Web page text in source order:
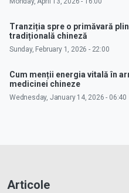
Tranziția spre o primăvară
tradițională chineză
Sunday, February 1, 2026 - 22:00
Cum menții energia vitală în
medicinei chineze
Wednesday, January 14, 2026 - 06:40
Articole